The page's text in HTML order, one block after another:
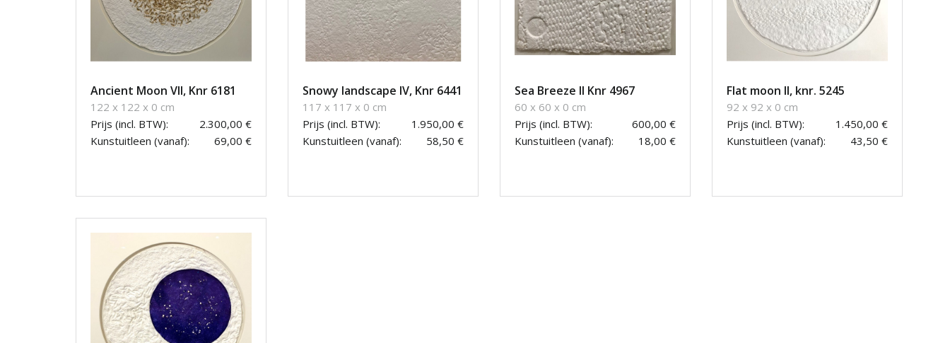
Ancient Moon VII, Knr 6181
122 x 122 x 0 cm
Prijs (incl. BTW):
2.300,00 €
Kunstuitleen (vanaf):
69,00 €
Snowy landscape IV, Knr 6441
117 x 117 x 0 cm
Prijs (incl. BTW):
1.950,00 €
Kunstuitleen (vanaf):
58,50 €
Sea Breeze II Knr 4967
60 x 60 x 0 cm
Prijs (incl. BTW):
600,00 €
Kunstuitleen (vanaf):
18,00 €
Flat moon II, knr. 5245
92 x 92 x 0 cm
Prijs (incl. BTW):
1.450,00 €
Kunstuitleen (vanaf):
43,50 €